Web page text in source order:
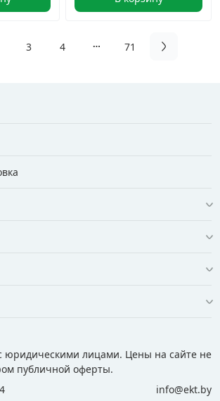
3 4 71
юридическими лицами. Цены на сайте не
публичной оферты.
info@ekt.by